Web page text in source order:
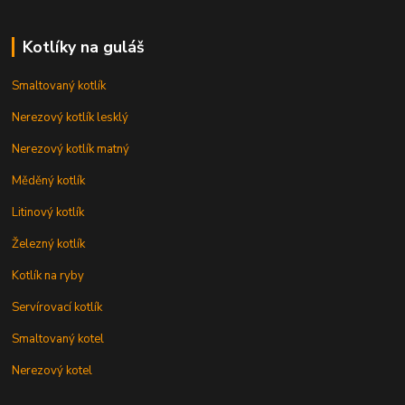
Kotlíky na guláš
Smaltovaný kotlík
Nerezový kotlík lesklý
Nerezový kotlík matný
Měděný kotlík
Litinový kotlík
Železný kotlík
Kotlík na ryby
Servírovací kotlík
Smaltovaný kotel
Nerezový kotel